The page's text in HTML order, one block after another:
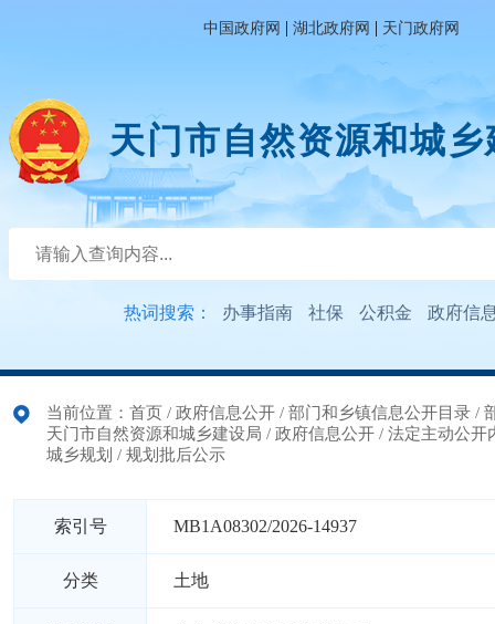
中国政府网 | 湖北政府网 | 天门政府网
天门市自然资源和城
热词搜索： 办事指南 社保 公积金 政府信
当前位置： 首页 / 政府信息公开 / 部门和乡镇信息公开目录 /
天门市自然资源和城乡建设局 / 政府信息公开 / 法定主动公开
城乡规划 / 规划批后公示
索引号 MB1A08302/2026-14937
分类 土地